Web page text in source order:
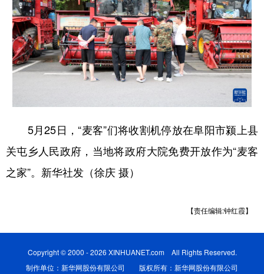
5月25日，“麦客”们将收割机停放在阜阳市颍上县
关屯乡人民政府，当地将政府大院免费开放作为“麦客
之家”。新华社发（徐庆 摄）
【责任编辑:钟红霞】
Copyright © 2000 - 2026 XINHUANET.com All Rights Reserved.
制作单位：新华网股份有限公司 版权所有：新华网股份有限公司